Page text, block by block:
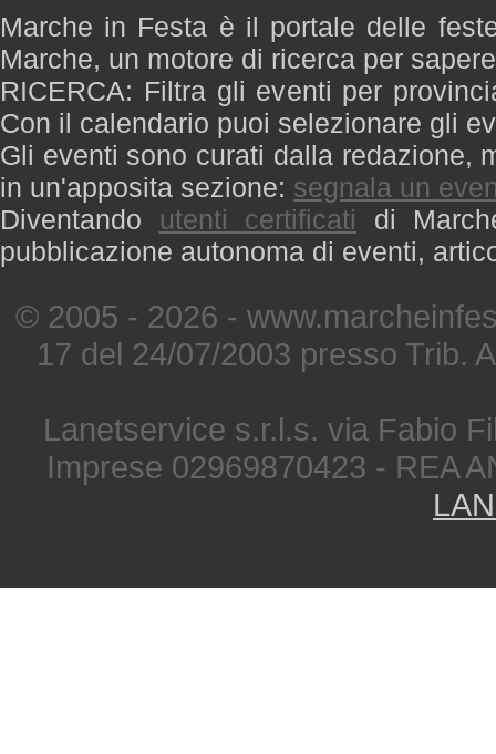
Marche in Festa è il portale delle
Marche, un motore di ricerca per
RICERCA: Filtra gli eventi per
Con il calendario puoi selezionare gli
Gli eventi sono curati dalla redazione,
in un'apposita sezione: segnala un
Diventando utenti certificati di
pubblicazione autonoma di eventi,
© 2005 - 2026 -
17 del 24/07/2003 presso Trib.
Lanetservice s.r.l.s. via Fabio
Imprese 02969870423 - REA